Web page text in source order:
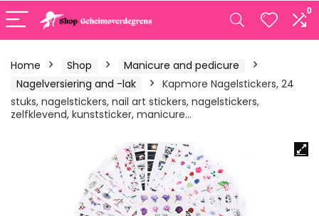
0
Home Shop
Manicure and pedicure
Nagelversiering and -lak
Kapmore Nagelstickers, 24
stuks, nagelstickers, nail art stickers, nagelstickers,
zelfklevend, kunststicker, manicure…